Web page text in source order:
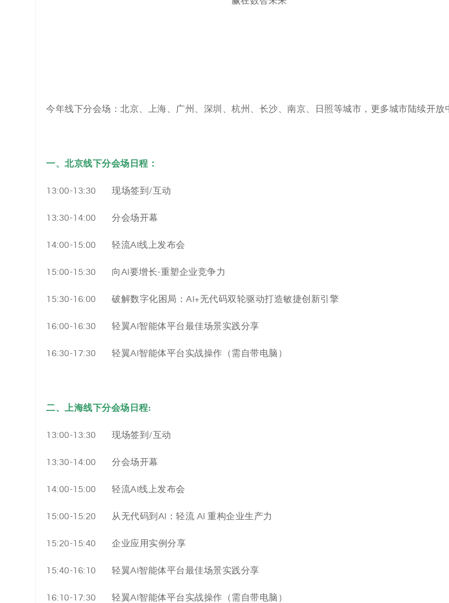
今年线下分会场：北京、上海、广州、深圳、杭州、长沙、南京、日照等城市，更多城市陆续开放
一、北京线下分会场日程：
13:00-13:30 现场签到/互动
13:30-14:00 分会场开幕
14:00-15:00 轻流AI线上发布会
15:00-15:30 向AI要增长-重塑企业竞争力
15:30-16:00 破解数字化困局：AI+无代码双轮驱动打造敏捷创新引擎
16:00-16:30 轻翼AI智能体平台最佳场景实践分享
16:30-17:30 轻翼AI智能体平台实战操作（需自带电脑）
二、上海线下分会场日程:
13:00-13:30 现场签到/互动
13:30-14:00 分会场开幕
14:00-15:00 轻流AI线上发布会
15:00-15:20 从无代码到AI：轻流 AI 重构企业生产力
15:20-15:40 企业应用实例分享
15:40-16:10 轻翼AI智能体平台最佳场景实践分享
16:10-17:30 轻翼AI智能体平台实战操作（需自带电脑）